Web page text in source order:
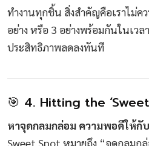
ทำงานทุกชิ้น สิ่งสำคัญคือเราไม่ค
อย่าง หรือ 3 อย่างพร้อมกันในเว
ประสิทธิภาพลดลงทันที
🎯 4. Hitting the
หาจุดกลมกล่อม ความพอดีให้กั
Sweet Spot หมายถึง “จุดกลม